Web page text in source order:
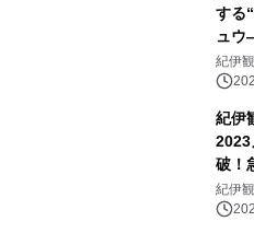
する
ュウ
発売
紀伊
紀伊
2023
破！
紀伊